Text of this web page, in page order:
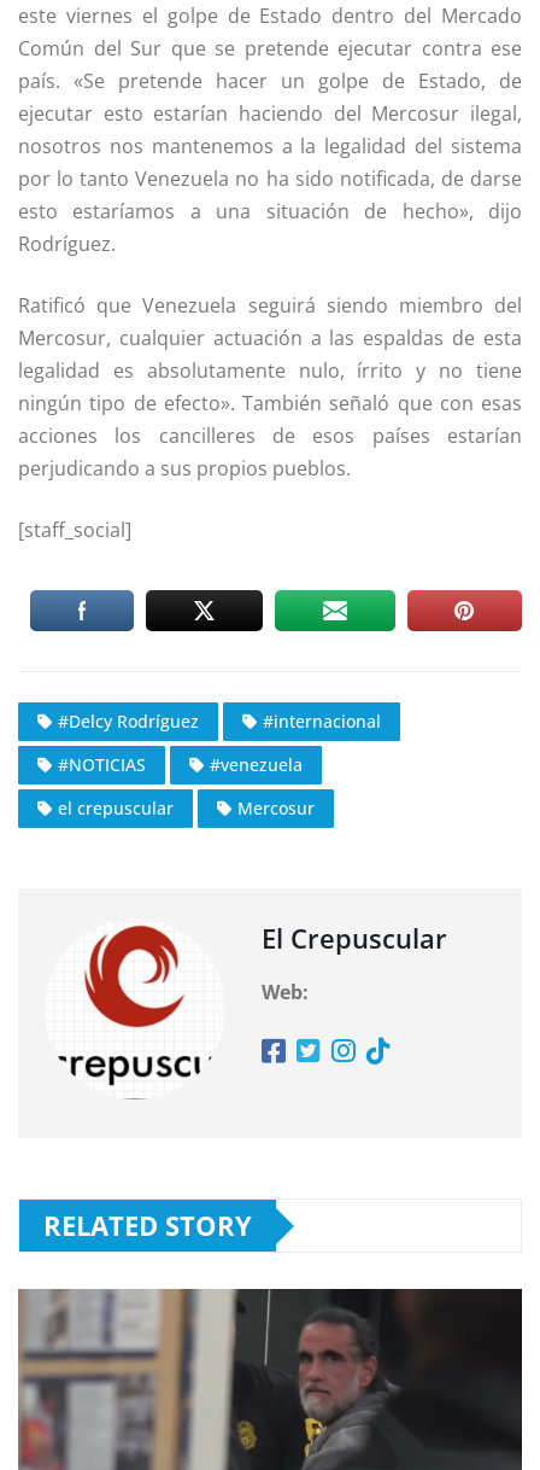
este viernes el golpe de Estado dentro del Mercado
Común del Sur que se pretende ejecutar contra ese
país. «Se pretende hacer un golpe de Estado, de
ejecutar esto estarían haciendo del Mercosur ilegal,
nosotros nos mantenemos a la legalidad del sistema
por lo tanto Venezuela no ha sido notificada, de darse
esto estaríamos a una situación de hecho», dijo
Rodríguez.
Ratificó que Venezuela seguirá siendo miembro del
Mercosur, cualquier actuación a las espaldas de esta
legalidad es absolutamente nulo, írrito y no tiene
ningún tipo de efecto». También señaló que con esas
acciones los cancilleres de esos países estarían
perjudicando a sus propios pueblos.
[staff_social]
#Delcy Rodríguez
#internacional
#NOTICIAS
#venezuela
el crepuscular
Mercosur
El Crepuscular
Web:
RELATED STORY